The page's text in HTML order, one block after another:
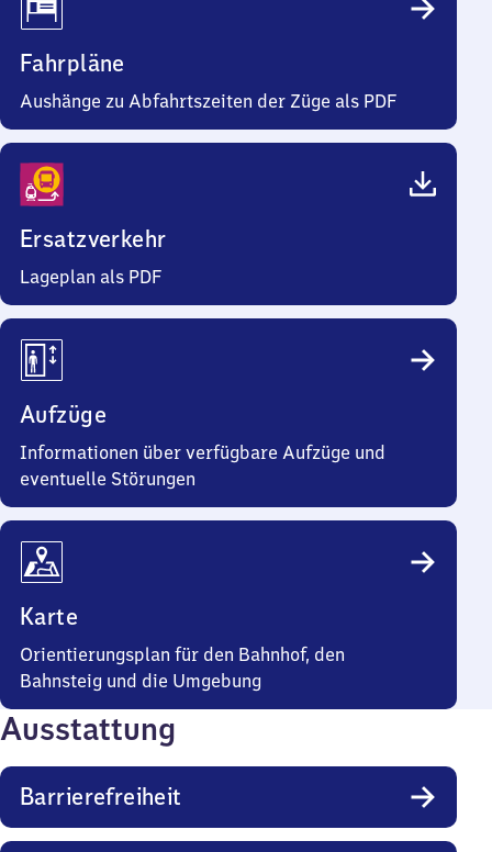
Fahrpläne
Aushänge zu Abfahrtszeiten der Züge als PDF
Ersatzverkehr
Lageplan als PDF
Aufzüge
Informationen über verfügbare Aufzüge und
eventuelle Störungen
Karte
Orientierungsplan für den Bahnhof, den
Bahnsteig und die Umgebung
Ausstattung
Barrierefreiheit